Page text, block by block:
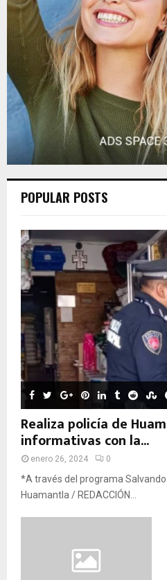
POPULAR POSTS
Realiza policía de
informativas con la...
enero 26, 2024 0
*A través del programa
Huamantla / REDACCIÓN...